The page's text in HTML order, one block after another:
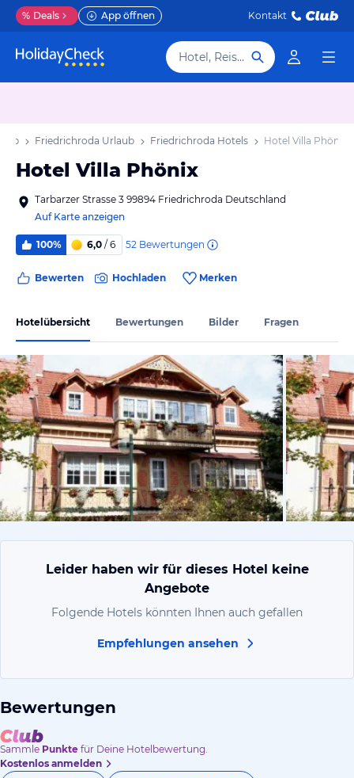
% Deals App öffnen Kontakt
Hotel, Reiseziel
Friedrichroda Urlaub Friedrichroda Hotels Hotel Villa Phönix
Hotel Villa Phönix
Tarbarzer Strasse 3 99894 Friedrichroda Deutschland
Auf Karte anzeigen
100% 6,0 / 6 52 Bewertungen
Bewerten Hochladen Merken
Hotelübersicht Bewertungen Bilder Fragen
vom
Leider haben wir für dieses Hotel keine
Angebote
Folgende Hotels könnten Ihnen auch gefallen
Empfehlungen ansehen
Bewertungen
Sammle Punkte für Deine Hotelbewertung.
Kostenlos anmelden